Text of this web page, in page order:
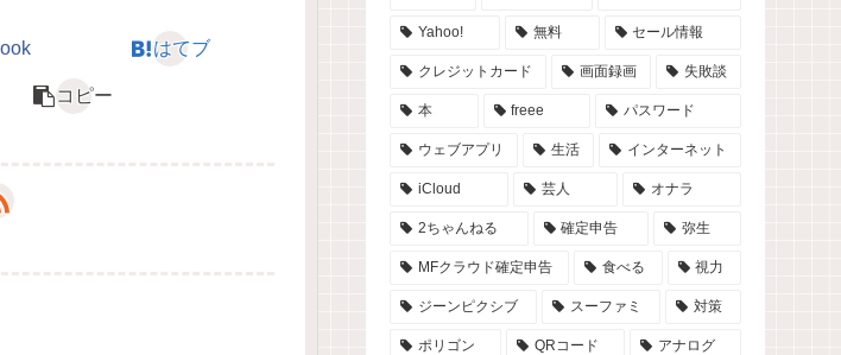
はてブ
コピー
Yahoo! 無料 セール情報
クレジットカード 画面録画 失敗談
本 freee パスワード
ウェブアプリ 生活 インターネット
iCloud 芸人 オナラ
2ちゃんねる 確定申告 弥生
MFクラウド確定申告 食べる 視力
ジーンピクシブ スーファミ 対策
ポリゴン QRコード アナログ